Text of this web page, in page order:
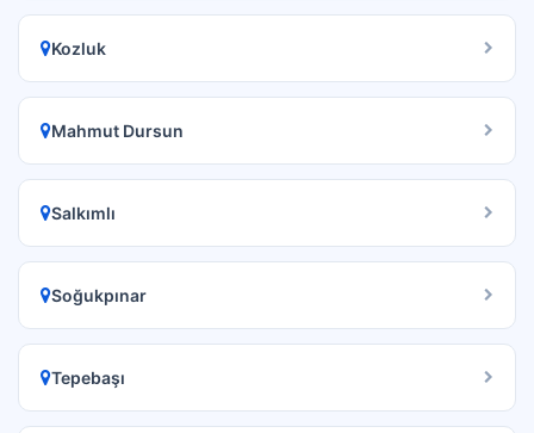
Kozluk
Mahmut Dursun
Salkımlı
Soğukpınar
Tepebaşı